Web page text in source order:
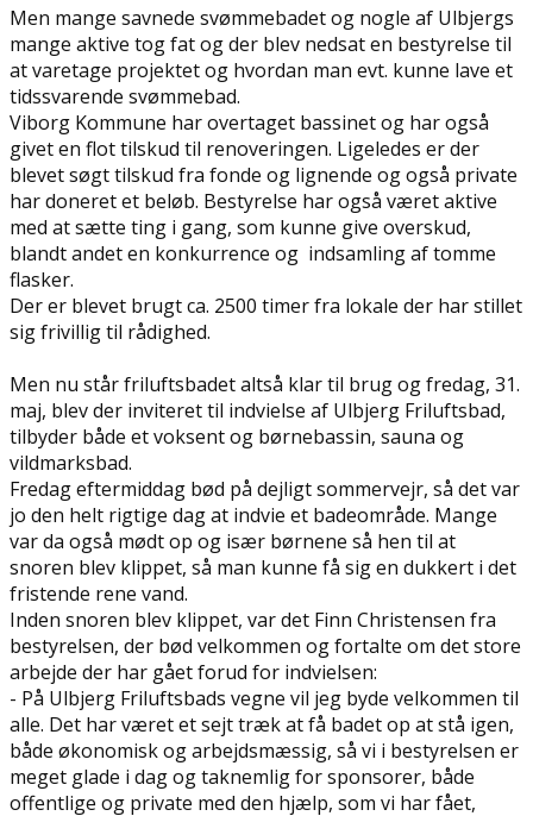
Men mange savnede svømmebadet og nogle af Ulbjergs
mange aktive tog fat og der blev nedsat en bestyrelse til
at varetage projektet og hvordan man evt. kunne lave et
tidssvarende svømmebad.
Viborg Kommune har overtaget bassinet og har også
givet en flot tilskud til renoveringen. Ligeledes er der
blevet søgt tilskud fra fonde og lignende og også private
har doneret et beløb. Bestyrelse har også været aktive
med at sætte ting i gang, som kunne give overskud,
blandt andet en konkurrence og indsamling af tomme
flasker.
Der er blevet brugt ca. 2500 timer fra lokale der har stillet
sig frivillig til rådighed.
Men nu står friluftsbadet altså klar til brug og fredag, 31.
maj, blev der inviteret til indvielse af Ulbjerg Friluftsbad,
tilbyder både et voksent og børnebassin, sauna og
vildmarksbad.
Fredag eftermiddag bød på dejligt sommervejr, så det var
jo den helt rigtige dag at indvie et badeområde. Mange
var da også mødt op og især børnene så hen til at
snoren blev klippet, så man kunne få sig en dukkert i det
fristende rene vand.
Inden snoren blev klippet, var det Finn Christensen fra
bestyrelsen, der bød velkommen og fortalte om det store
arbejde der har gået forud for indvielsen:
- På Ulbjerg Friluftsbads vegne vil jeg byde velkommen til
alle. Det har været et sejt træk at få badet op at stå igen,
både økonomisk og arbejdsmæssig, så vi i bestyrelsen er
meget glade i dag og taknemlig for sponsorer, både
offentlige og private med den hjælp, som vi har fået,